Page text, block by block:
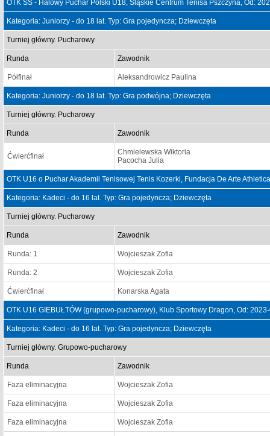
OTK SS - Halowy Puchar Polski U18, Śląskie Centrum Tenisa Pszczyna, Od:
Kategoria: Juniorzy - do 18 lat. Typ: Gra pojedyncza; Dziewczęta
Turniej główny. Pucharowy
Runda Zawodnik
Półfinał Aleksandrowicz Paulina
Kategoria: Juniorzy - do 18 lat. Typ: Gra podwójna; Dziewczęta
Turniej główny. Pucharowy
Runda Zawodnik
Ćwierćfinał
Chmielewska Wiktoria
Pacocha Julia
OTK U16 o Puchar Akademii Tenisowej Tenis Kozerki, Fundacja De Arte
Kategoria: Kadeci - do 16 lat. Typ: Gra pojedyncza; Dziewczęta
Turniej główny. Pucharowy
Runda Zawodnik
Runda: 1 Wojcieszak Zofia
Runda: 2 Wojcieszak Zofia
Ćwierćfinał Konarska Agata
OTK U16 GIEBUŁTÓW (grupowo-pucharowy), Klub Sportowy Dragon, Od:
Kategoria: Kadeci - do 16 lat. Typ: Gra pojedyncza; Dziewczęta
Turniej główny. Grupowo-pucharowy
Runda Zawodnik
Faza eliminacyjna Wojcieszak Zofia
Faza eliminacyjna Wojcieszak Zofia
Faza eliminacyjna Wojcieszak Zofia